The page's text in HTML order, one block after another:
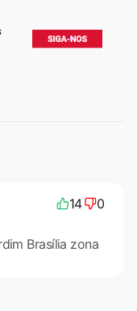
14 0
Brasília zona